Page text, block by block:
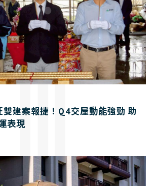
建案報捷！Q4交屋動能強勁 助
表現